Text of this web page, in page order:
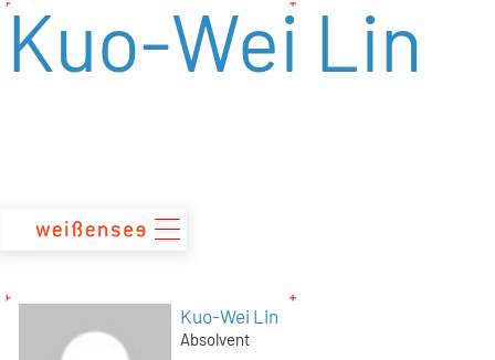
zum
Inhalt
Kuo-Wei Lin
Kuo-Wei Lin
Absolvent